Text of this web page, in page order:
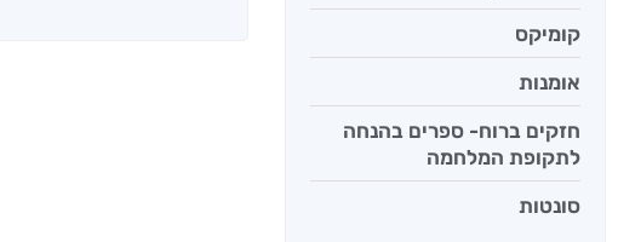
קומיקס
אומנות
חזקים ברוח- ספרים בהנחה
לתקופת המלחמה
סונטות